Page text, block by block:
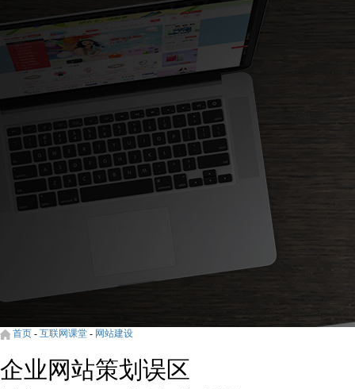
首页 - 互联网课堂 - 网站建设
企业网站策划误区